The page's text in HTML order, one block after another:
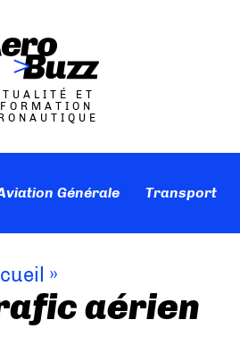
ET
Générale Transport
»
aérien